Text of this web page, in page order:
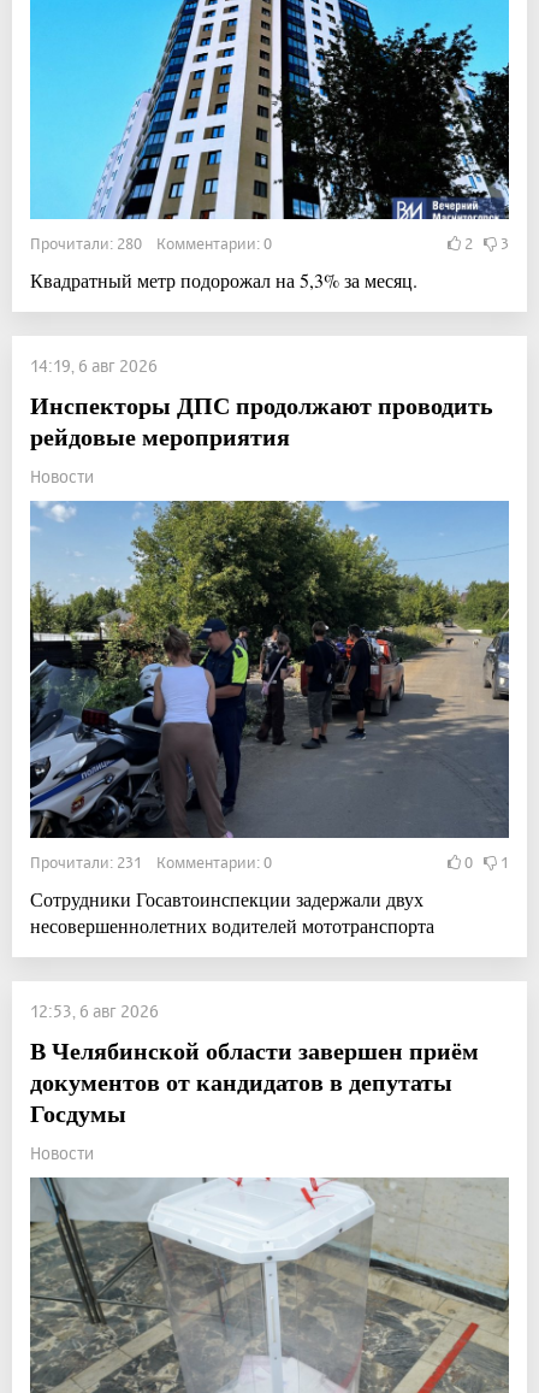
Прочитали: 280 Комментарии: 0 2 3
Квадратный метр подорожал на 5,3% за месяц.
14:19, 6 авг 2026
Инспекторы ДПС продолжают проводить
рейдовые мероприятия
Новости
Прочитали: 231 Комментарии: 0 0 1
Сотрудники Госавтоинспекции задержали двух
несовершеннолетних водителей мототранспорта
12:53, 6 авг 2026
В Челябинской области завершен приём
документов от кандидатов в депутаты
Госдумы
Новости